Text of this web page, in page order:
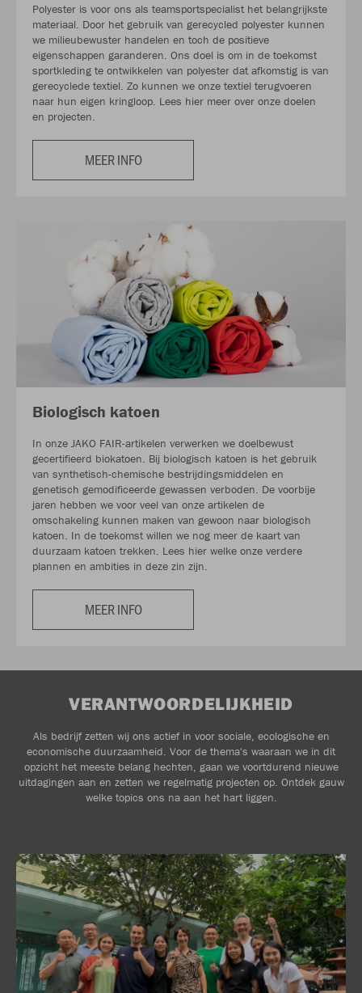
Polyester is voor ons als teamsportspecialist het belangrijkste
materiaal. Door het gebruik van gerecycled polyester kunnen
we milieubewuster handelen en toch de positieve
eigenschappen garanderen. Ons doel is om in de toekomst
sportkleding te ontwikkelen van polyester dat afkomstig is van
gerecyclede textiel. Zo kunnen we onze textiel terugvoeren
naar hun eigen kringloop. Lees hier meer over onze doelen
en projecten.
MEER INFO
Biologisch katoen
In onze JAKO FAIR-artikelen verwerken we doelbewust
gecertifieerd biokatoen. Bij biologisch katoen is het gebruik
van synthetisch-chemische bestrijdingsmiddelen en
genetisch gemodificeerde gewassen verboden. De voorbije
jaren hebben we voor veel van onze artikelen de
omschakeling kunnen maken van gewoon naar biologisch
katoen. In de toekomst willen we nog meer de kaart van
duurzaam katoen trekken. Lees hier welke onze verdere
plannen en ambities in deze zin zijn.
MEER INFO
VERANTWOORDELIJKHEID
Als bedrijf zetten wij ons actief in voor sociale, ecologische en
economische duurzaamheid. Voor de thema's waaraan we in dit
opzicht het meeste belang hechten, gaan we voortdurend nieuwe
uitdagingen aan en zetten we regelmatig projecten op. Ontdek gauw
welke topics ons na aan het hart liggen.